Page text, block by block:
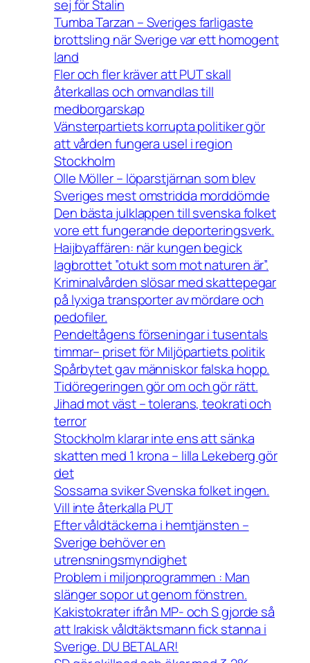
sej för Stalin
Tumba Tarzan – Sveriges farligaste
brottsling när Sverige var ett homogent
land
Fler och fler kräver att PUT skall
återkallas och omvandlas till
medborgarskap
Vänsterpartiets korrupta politiker gör
att vården fungera usel i region
Stockholm
Olle Möller – löparstjärnan som blev
Sveriges mest omstridda morddömde
Den bästa julklappen till svenska folket
vore ett fungerande deporteringsverk.
Haijbyaffären: när kungen begick
lagbrottet ”otukt som mot naturen är”.
Kriminalvården slösar med skattepegar
på lyxiga transporter av mördare och
pedofiler.
Pendeltågens förseningar i tusentals
timmar– priset för Miljöpartiets politik
Spårbytet gav människor falska hopp.
Tidöregeringen gör om och gör rätt.
Jihad mot väst – tolerans, teokrati och
terror
Stockholm klarar inte ens att sänka
skatten med 1 krona – lilla Lekeberg gör
det
Sossarna sviker Svenska folket ingen.
Vill inte återkalla PUT
Efter våldtäckerna i hemtjänsten –
Sverige behöver en
utrensningsmyndighet
Problem i miljonprogrammen : Man
slänger sopor ut genom fönstren.
Kakistokrater ifrån MP- och S gjorde så
att Irakisk våldtäktsmann fick stanna i
Sverige. DU BETALAR!